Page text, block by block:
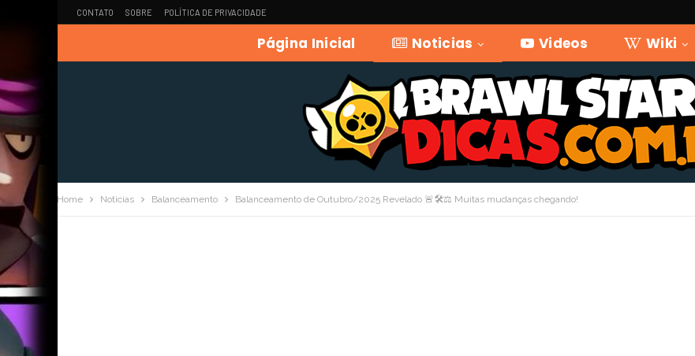
CONTATO SOBRE POLÍTICA DE PRIVACIDADE
Página Inicial Noticias Videos Wiki
Home Noticias Balanceamento Balanceamento de Outubro/2025 Revelado 🚨🛠️⚖️ Muitas mudanças chegando!